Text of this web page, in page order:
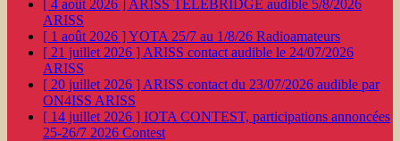
[ 4 août 2026 ] ARISS TELEBRIDGE audible 5/8/2026
ARISS
[ 1 août 2026 ]YOTA 25/7 au 1/8/26 Radioamateurs
[ 21 juillet 2026 ] ARISS contact audible le 24/07/2026
ARISS
[ 20 juillet 2026 ] ARISS contact du 23/07/2026 audible par
ON4ISS ARISS
[ 14 juillet 2026 ] IOTA CONTEST, participations annoncées
25-26/7 2026 Contest